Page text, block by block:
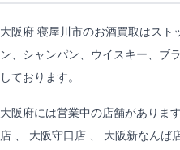
大阪府 寝屋川市のお酒買取はスト
ン、シャンパン、ウイスキー、ブ
しております。
大阪府には営業中の店舗がありま
店
大阪守口店 大阪新なんば